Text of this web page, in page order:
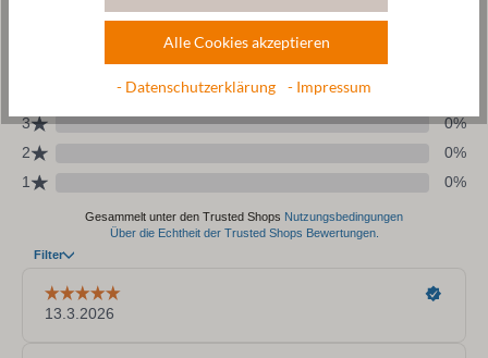
Alle Cookies akzeptieren
- Datenschutzerklärung - Impressum